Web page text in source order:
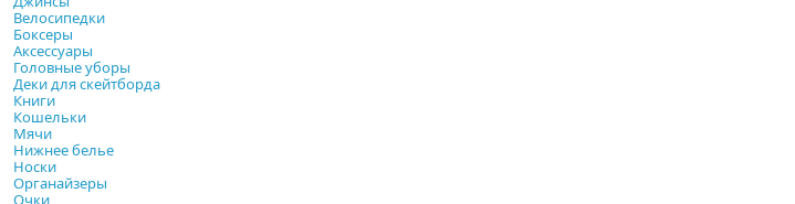
Велосипедки
Боксеры
Аксессуары
Головные уборы
Деки для скейтборда
Книги
Кошельки
Мячи
Нижнее белье
Носки
Органайзеры
Очки